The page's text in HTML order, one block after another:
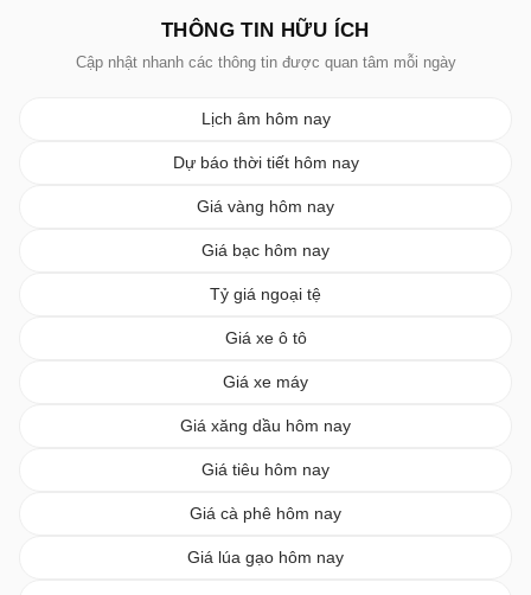
THÔNG TIN HỮU ÍCH
Cập nhật nhanh các thông tin được quan tâm mỗi ngày
Lịch âm hôm nay
Dự báo thời tiết hôm nay
Giá vàng hôm nay
Giá bạc hôm nay
Tỷ giá ngoại tệ
Giá xe ô tô
Giá xe máy
Giá xăng dầu hôm nay
Giá tiêu hôm nay
Giá cà phê hôm nay
Giá lúa gạo hôm nay